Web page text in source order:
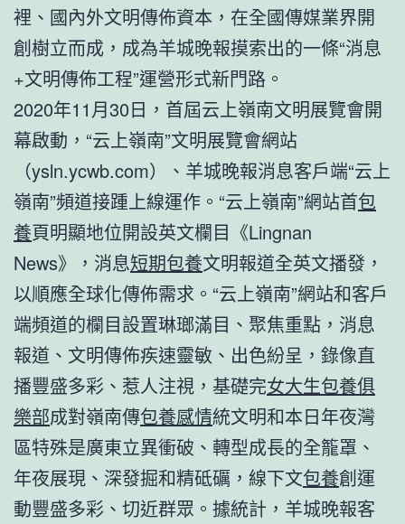
裡、國內外文明傳佈資本，在全國傳媒業界開
創樹立而成，成為羊城晚報摸索出的一條“消息
+文明傳佈工程”運營形式新門路。
2020年11月30日，首屆云上嶺南文明展覽會開
幕啟動，“云上嶺南”文明展覽會網站
（ysln.ycwb.com）、羊城晚報消息客戶端“云上
嶺南”頻道接踵上線運作。“云上嶺南”網站首包
養頁明顯地位開設英文欄目《Lingnan
News》，消息短期包養文明報道全英文播發，
以順應全球化傳佈需求。“云上嶺南”網站和客戶
端頻道的欄目設置琳瑯滿目、聚焦重點，消息
報道、文明傳佈疾速靈敏、出色紛呈，錄像直
播豐盛多彩、惹人注視，基礎完女大生包養俱
樂部成對嶺南傳包養感情統文明和本日年夜灣
區特殊是廣東立異衝破、轉型成長的全籠罩、
年夜展現、深發掘和精砥礪，線下文包養創運
動豐盛多彩、切近群眾。據統計，羊城晚報客